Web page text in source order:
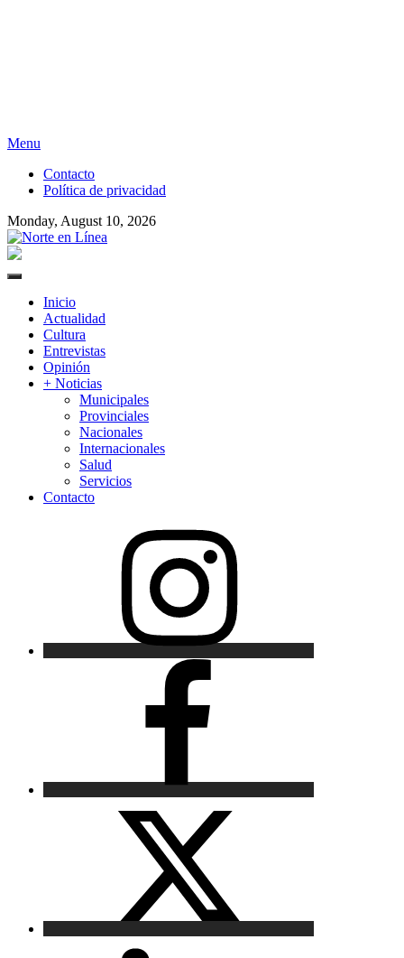
Skip
content
Menu
Contacto
Política de privacidad
Monday, August 10, 2026
Primary
Inicio
Actualidad
Cultura
Entrevistas
Opinión
+ Noticias
Municipales
Provinciales
Nacionales
Internacionales
Salud
Servicios
Contacto